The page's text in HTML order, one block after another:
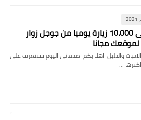
احصل على 10.000 زيارة يوميا من جوجل زوار
مجانا
والدليل اهلا بكم اصدقائى اليوم سنتعرف على
…